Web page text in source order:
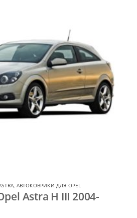
АВТОКОВРИКИ ДЛЯ OPEL
Astra H III 2004-